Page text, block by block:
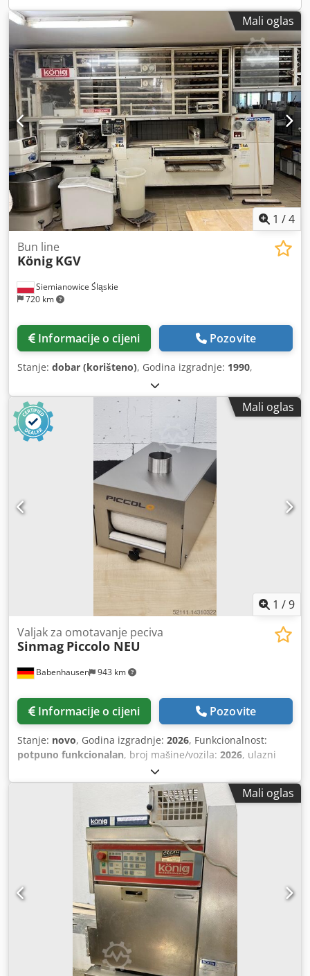
Mali oglas
1 /4
Siemianowice Śląskie
720 km
Bun line
König KGV
Informacije o cijeni Pozovite
Stanje: dobar (korišteno), Godina izgradnje: 1990,
Mali oglas
1 /9
Babenhausen 943 km
Valjak za omotavanje peciva
Sinmag Piccolo NEU
Informacije o cijeni Pozovite
Stanje: novo, Godina izgradnje: 2026, Funkcionalnost:
potpuno funkcionalan, broj mašine/vozila: 2026, ulazni
, jamstveni rok:24 mjeseci
mm, ukupna širina:280 mm, ukupna dužina:475 mm,
, DGUV certificiran do: 06/2028,
vrsta ulazne struje:Klima uređaj, širina transportnog
180 mm,
Mali oglas